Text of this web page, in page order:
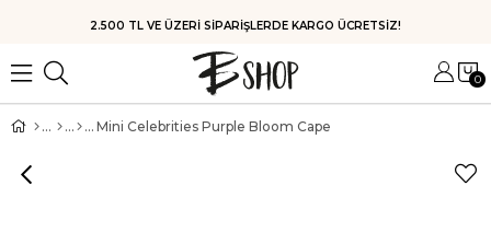
HIZLI KARGO
0
Mini Celebrities Purple Bloom Cape